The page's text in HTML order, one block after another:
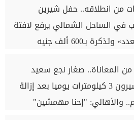
من انطلاقه.. حفل شيرين
في الساحل الشمالي يرفع لافتة
بـ600 ألف جنيه
من المعاناة.. صغار نجع سعيد
بدشنا يسيرون 3 كيلومترات يوميا بعد إزالة
والأهالي: "إحنا مهمشين"